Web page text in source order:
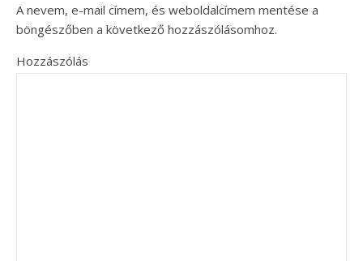
A nevem, e-mail címem, és weboldalcímem mentése a
böngészőben a következő hozzászólásomhoz.
Hozzászólás